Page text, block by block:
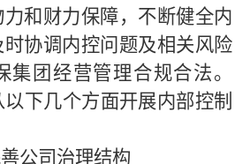
和财力保障，不断健全内
协调内控问题及相关风险
集团经营管理合规合法。
下几个方面开展内部控制
善公司治理结构